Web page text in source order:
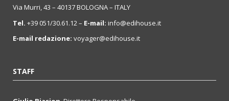
Via Murri, 43 – 40137 BOLOGNA – ITALY
Tel. +39 051/30.61.12 – E-mail: info@edihouse.it
E-mail redazione: voyager@edihouse.it
STAFF